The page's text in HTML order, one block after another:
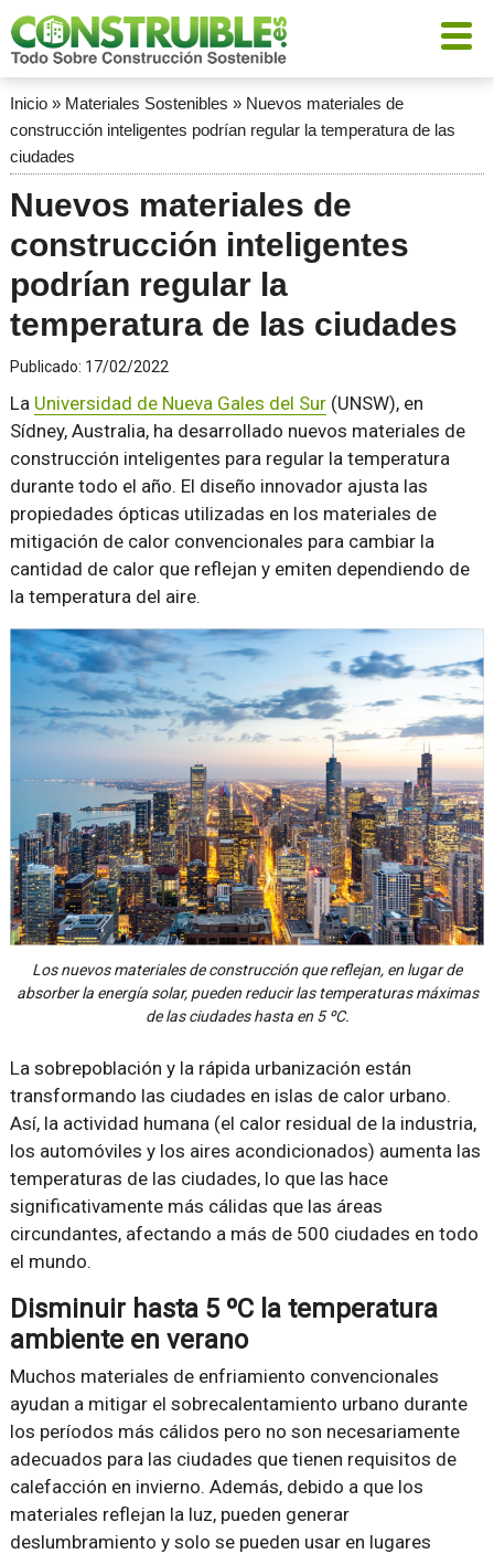
Inicio» Materiales Sostenibles » Nuevos materiales de
construcción inteligentes podrían regular la temperatura de las
ciudades
Nuevos materiales de
construcción inteligentes
podrían regular la
temperatura de las ciudades
Publicado: 17/02/2022
La Universidad de Nueva Gales del Sur(UNSW), en
Sídney, Australia, ha desarrollado nuevos materiales de
construcción inteligentes para regular la temperatura
durante todo el año. El diseño innovador ajusta las
propiedades ópticas utilizadas en los materiales de
mitigación de calor convencionales para cambiar la
cantidad de calor que reflejan y emiten dependiendo de
la temperatura del aire.
Los nuevos materiales de construcción que reflejan, en lugar de
absorber la energía solar, pueden reducir las temperaturas máximas
de las ciudades hasta en 5 ºC.
La sobrepoblación y la rápida urbanización están
transformando las ciudades en islas de calor urbano.
Así, la actividad humana (el calor residual de la industria,
los automóviles y los aires acondicionados) aumenta las
temperaturas de las ciudades, lo que las hace
significativamente más cálidas que las áreas
circundantes, afectando a más de 500 ciudades en todo
el mundo.
Disminuir hasta 5 ºC la temperatura
ambiente en verano
Muchos materiales de enfriamiento convencionales
ayudan a mitigar el sobrecalentamiento urbano durante
los períodos más cálidos pero no son necesariamente
adecuados para las ciudades que tienen requisitos de
calefacción en invierno. Además, debido a que los
materiales reflejan la luz, pueden generar
deslumbramiento y solo se pueden usar en lugares